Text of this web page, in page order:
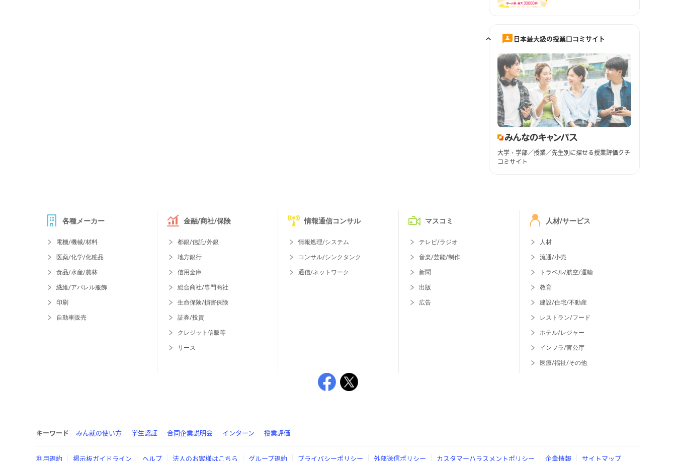
日本最大級の授業口コミサイト
大学・学部／授業／先生別に探せる授業評価クチ
コミサイト
各種メーカー
電機/機械/材料
医薬/化学/化粧品
食品/水産/農林
繊維/アパレル服飾
印刷
自動車販売
金融/商社/保険
都銀/信託/外銀
地方銀行
信用金庫
総合商社/専門商社
生命保険/損害保険
証券/投資
クレジット信販等
リース
情報通信コンサル
情報処理/システム
コンサル/シンクタンク
通信/ネットワーク
マスコミ
テレビ/ラジオ
音楽/芸能/制作
新聞
出版
広告
人材/サービス
人材
流通/小売
トラベル/航空/運輸
教育
建設/住宅/不動産
レストラン/フード
ホテル/レジャー
インフラ/官公庁
医療/福祉/その他
キーワード みん就の使い方 学生認証 合同企業説明会 インターン 授業評価
利用規約 掲示板ガイドライン ヘルプ 法人のお客様はこちら グループ規約 プライバシーポリシー 外部送信ポリシー カスタマーハラスメントポリシー 企業情報 サイトマップ